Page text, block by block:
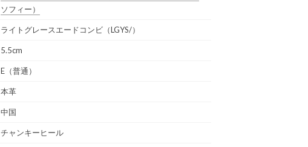
ソフィー）
ライトグレースエードコンビ（LGYS/）
5.5cm
E（普通）
本革
中国
チャンキーヒール